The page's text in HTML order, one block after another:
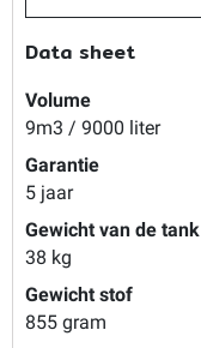
Data sheet
Volume
9m3 / 9000 liter
Garantie
5 jaar
Gewicht van de tank
38 kg
Gewicht stof
855 gram